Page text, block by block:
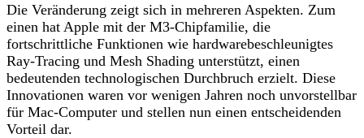
Die Veränderung zeigt sich in mehreren Aspekten. Zum
einen hat Apple mit der M3-Chipfamilie, die
fortschrittliche Funktionen wie hardwarebeschleunigtes
Ray-Tracing und Mesh Shading unterstützt, einen
bedeutenden technologischen Durchbruch erzielt. Diese
Innovationen waren vor wenigen Jahren noch unvorstellbar
für Mac-Computer und stellen nun einen entscheidenden
Vorteil dar.